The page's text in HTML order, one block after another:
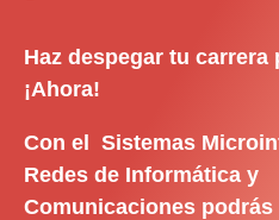
Haz despegar tu carrera
¡Ahora!
Con el Sistemas
Redes de Informática y
Comunicaciones podrás